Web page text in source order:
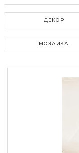
ДЕКОР
МОЗАИКА